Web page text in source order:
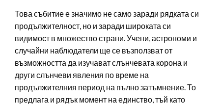
Това събитие е значимо не само заради рядката си
продължителност, но и заради широката си
видимост в множество страни. Учени, астрономи и
случайни наблюдатели ще се възползват от
възможността да изучават слънчевата корона и
други слънчеви явления по време на
продължителния период на пълно затъмнение. То
предлага и рядък момент на единство, тъй като